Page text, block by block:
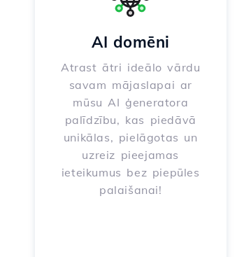
AI domēni
Atrast ātri ideālo vārdu
savam mājaslapai ar
mūsu AI ģeneratora
palīdzību, kas piedāvā
unikālas, pielāgotas un
uzreiz pieejamas
ieteikumus bez piepūles
palaišanai!